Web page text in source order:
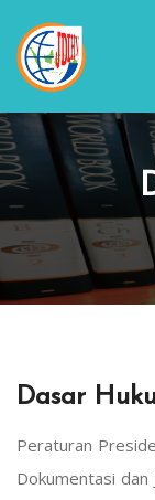
Dasar
Peraturan
Dokumentasi dan